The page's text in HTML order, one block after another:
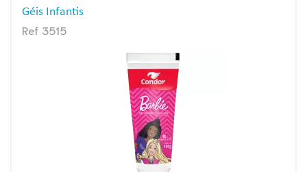
Géis Infantis
Ref 3515